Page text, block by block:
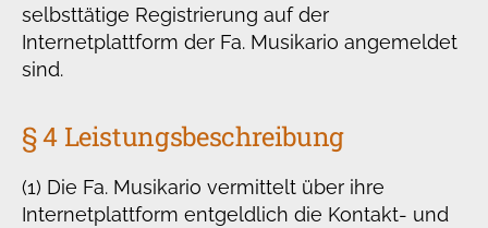
selbsttätige Registrierung auf der
Internetplattform der Fa. Musikario angemeldet
sind.
§ 4 Leistungsbeschreibung
(1) Die Fa. Musikario vermittelt über ihre
Internetplattform entgeldlich die Kontakt- und